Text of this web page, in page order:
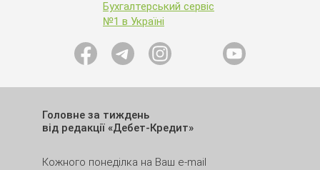
Головне за тиждень
від редакції «Дебет-Кредит»
Кожного понеділка на Ваш e-mail